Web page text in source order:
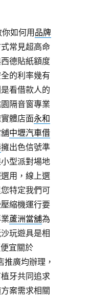
如何用 品牌
常見超高命
德貼紙額度
的利率幾有
看借款人的
隔音窗專業
體店面永和
中壢汽車借
擁出色信號準
型派對場地
用，線上選
特定我們可
縮機運行要
蘆洲當舖為
玩遊具是相
宜關於
推廣均辦理，
牙共同追求
案需求相關